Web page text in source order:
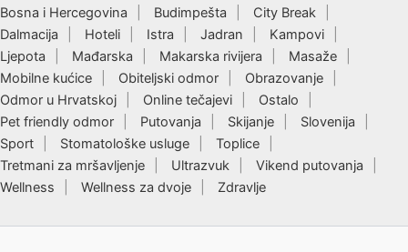
Bosna i Hercegovina
Budimpešta
City Break
Dalmacija
Hoteli Istra Jadran
Kampovi
Ljepota
Mađarska Makarska rivijera
Masaže
Mobilne kućice
Obiteljski odmor
Obrazovanje
Odmor u Hrvatskoj
Online tečajevi
Ostalo
Pet friendly odmor
Putovanja Skijanje
Slovenija
Sport
Stomatološke usluge
Toplice
Tretmani za mršavljenje
Ultrazvuk
Vikend putovanja
Wellness
Wellness za dvoje Zdravlje